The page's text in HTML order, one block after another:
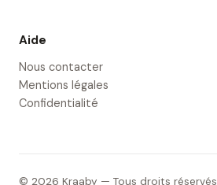
Aide
Nous contacter
Mentions légales
Confidentialité
© 2026 Kraaby — Tous droits réservés